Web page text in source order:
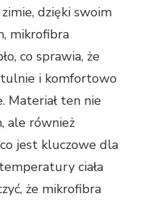
dzięki swoim
mikrofibra
co sprawia, że
i komfortowo
Materiał ten nie
ale również
jest kluczowe dla
ciała
że mikrofibra